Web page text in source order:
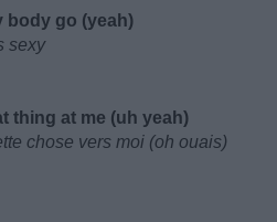
body go (yeah)
sexy
thing at me (uh yeah)
chose vers moi (oh ouais)